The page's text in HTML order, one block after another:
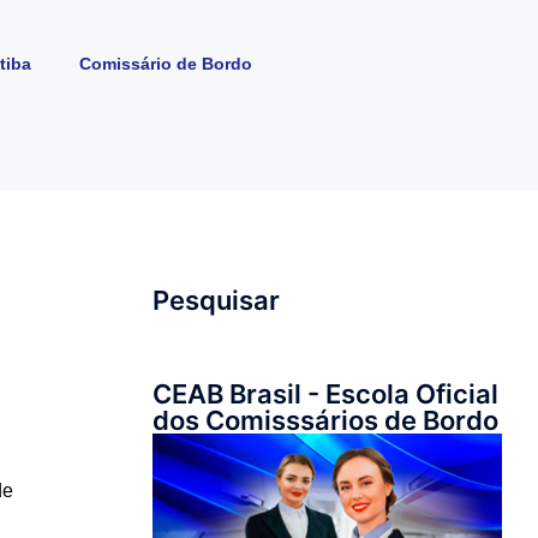
Comissário de Bordo
Pesquisar
CEAB Brasil - Escola Oficial
dos Comisssários de Bordo